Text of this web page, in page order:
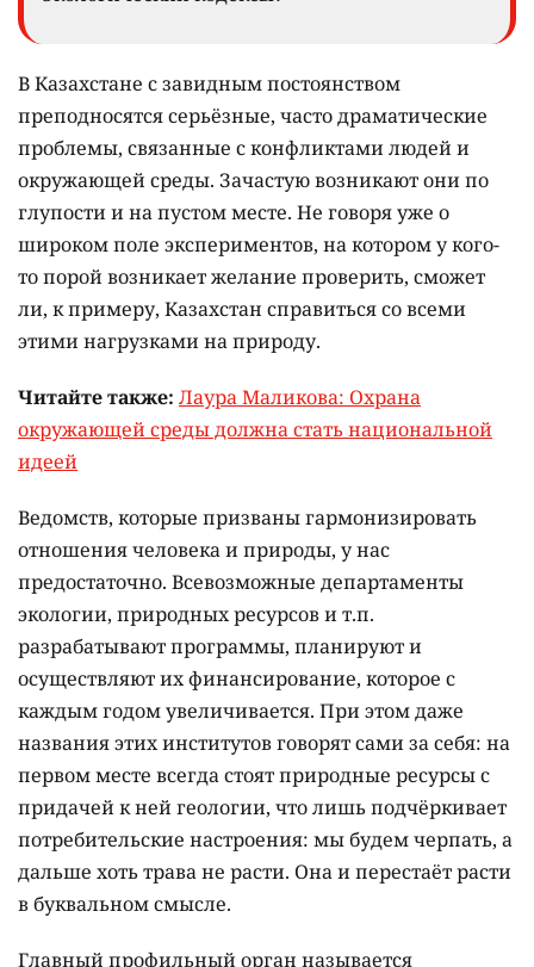
В Казахстане с завидным постоянством
преподносятся серьёзные, часто драматические
проблемы, связанные с конфликтами людей и
окружающей среды. Зачастую возникают они по
глупости и на пустом месте. Не говоря уже о
широком поле экспериментов, на котором у кого-
то порой возникает желание проверить, сможет
ли, к примеру, Казахстан справиться со всеми
этими нагрузками на природу.
Читайте также: Лаура Маликова: Охрана
окружающей среды должна стать национальной
идеей
Ведомств, которые призваны гармонизировать
отношения человека и природы, у нас
предостаточно. Всевозможные департаменты
экологии, природных ресурсов и т.п.
разрабатывают программы, планируют и
осуществляют их финансирование, которое с
каждым годом увеличивается. При этом даже
названия этих институтов говорят сами за себя: на
первом месте всегда стоят природные ресурсы с
придачей к ней геологии, что лишь подчёркивает
потребительские настроения: мы будем черпать, а
дальше хоть трава не расти. Она и перестаёт расти
в буквальном смысле.
Главный профильный орган называется